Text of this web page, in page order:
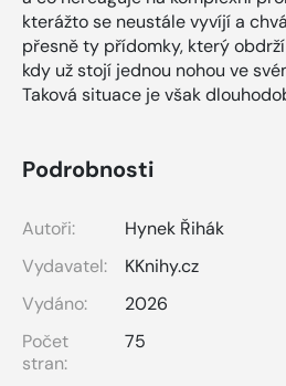
kterážto se neustále vyvíjí a
přesně ty přídomky, který
kdy už stojí jednou nohou ve
Taková situace je však
Podrobnosti
Autoři:
Hynek Řihák
Vydavatel:
KKnihy.cz
Vydáno:
2026
Počet
stran:
75